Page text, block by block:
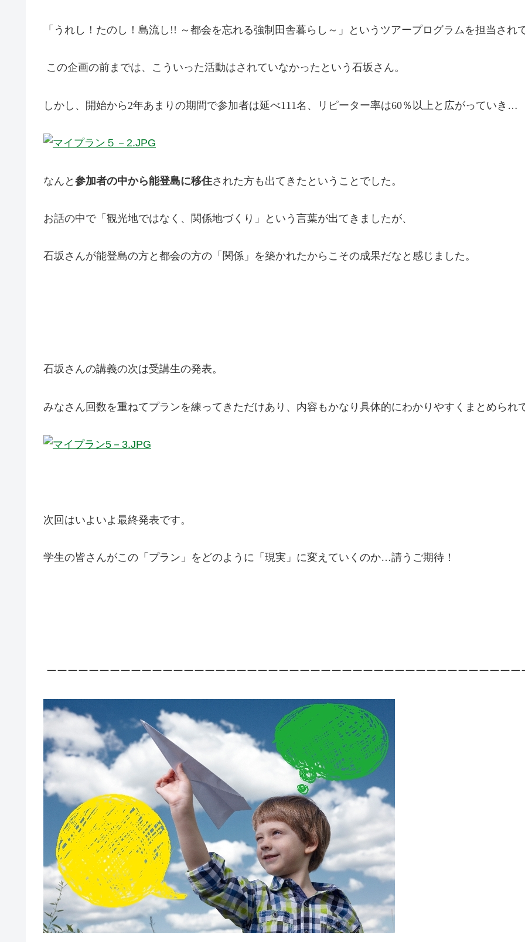
「うれし！たのし！島流し !! ～都会を忘れる強制田舎暮らし～」というツアープログラムを担当され
この企画の前までは、こういった活動はされていなかったという石坂さん。
しかし、開始から 2年あまりの期間で参加者は延べ111名、リピーター率は60％以上と広がっていき…
なんと 参加者の中から能登島に移住された方も出てきたということでした。
お話の中で「観光地ではなく、関係地づくり」という言葉が出てきましたが、
石坂さんが能登島の方と都会の方の「関係」を築かれたからこその成果だなと感じました。
石坂さんの講義の次は受講生の発表。
みなさん回数を重ねてプランを練ってきただけあり、内容もかなり具体的にわかりやすくまとめられ
次回はいよいよ最終発表です。
学生の皆さんがこの「プラン」をどのように「現実」に変えていくのか…請うご期待！
ーーーーーーーーーーーーーーーーーーーーーーーーーーーーーーーーーーーーーーーーーーーーー